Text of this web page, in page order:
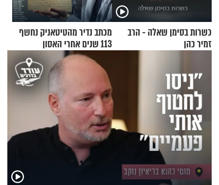
כשרות בסימן שאלה - הרב
זמיר כהן
מכתב נדיר מהטיטאניק נחשף
113 שנים אחרי האסון